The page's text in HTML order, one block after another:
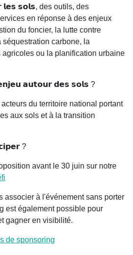
𝘀𝗼𝗹𝘀, des outils, des
en réponse à des enjeux
du foncier, la lutte contre
séquestration carbone, la
agricoles ou la planification urbaine
𝗮𝘂𝘁𝗼𝘂𝗿 𝗱𝗲𝘀 𝘀𝗼𝗹𝘀 ?
du territoire national portant
aux sols et à la transition
?
avant le 30 juin sur notre
associer à l'événement sans porter
est également possible pour
gagner en visibilité.
de sponsoring